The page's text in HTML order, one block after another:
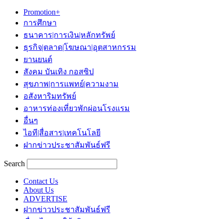
Promotion+
การศึกษา
ธนาคาร|การเงิน|หลักทรัพย์
ธุรกิจ|ตลาด|โฆษณา|อุตสาหกรรม
ยานยนต์
สังคม บันเทิง กอสซิป
สุขภาพ|การแพทย์|ความงาม
อสังหาริมทรัพย์
อาหารท่องเที่ยวพักผ่อนโรงแรม
อื่นๆ
ไอที|สื่อสาร|เทคโนโลยี
ฝากข่าวประชาสัมพันธ์ฟรี
Search
Contact Us
About Us
ADVERTISE
ฝากข่าวประชาสัมพันธ์ฟรี